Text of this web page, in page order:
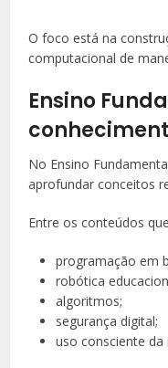
O foco está na
computacional de
Ensino
No Ensino
aprofundar conceitos
Entre os conteúdos
programação em
robótica
algoritmos;
segurança digital;
uso consciente da